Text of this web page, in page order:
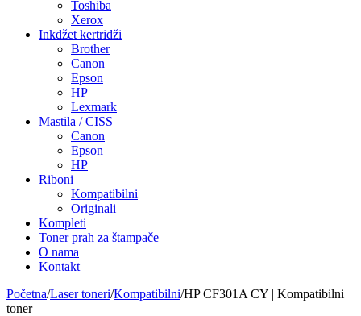
Toshiba
Xerox
Inkdžet kertridži
Brother
Canon
Epson
HP
Lexmark
Mastila / CISS
Canon
Epson
HP
Riboni
Kompatibilni
Originali
Kompleti
Toner prah za štampače
O nama
Kontakt
Početna/Laser toneri/Kompatibilni/HP CF301A CY | Kompatibilni
toner